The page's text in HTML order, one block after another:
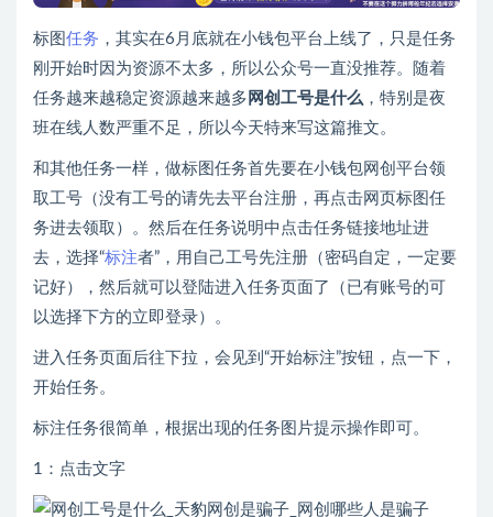
标图 任务 ，其实在6月底就在小钱包平台上线了，只是任务
刚开始时因为资源不太多，所以公众号一直没推荐。随着
任务越来越稳定资源越来越多 网创工号是什么 ，特别是夜
班在线人数严重不足，所以今天特来写这篇推文。
和其他任务一样，做标图任务首先要在小钱包网创平台领
取工号（没有工号的请先去平台注册，再点击网页标图任
务进去领取）。然后在任务说明中点击任务链接地址进
去，选择“标注者”，用自己工号先注册（密码自定，一定要
记好），然后就可以登陆进入任务页面了（已有账号的可
以选择下方的立即登录）。
进入任务页面后往下拉，会见到“开始标注”按钮，点一下，
开始任务。
标注任务很简单，根据出现的任务图片提示操作即可。
1：点击文字